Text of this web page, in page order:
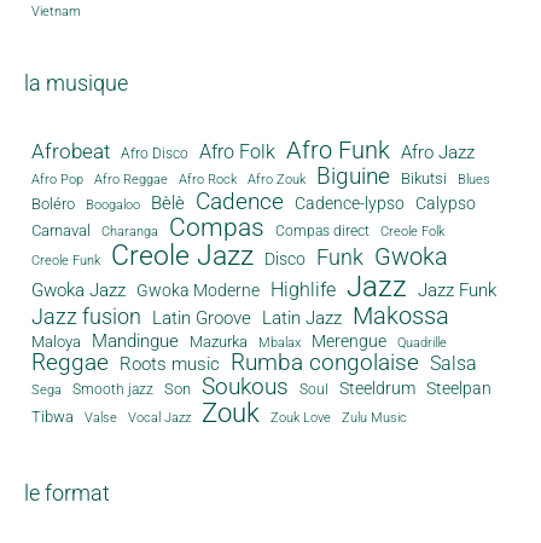
Vietnam
la musique
Afrobeat Afro Disco Afro Folk Afro Funk Afro Jazz
Afro Pop Afro Reggae Afro Rock Afro Zouk Biguine Bikutsi Blues
Boléro Boogaloo Bèlè Cadence Cadence-lypso Calypso
Carnaval Charanga Compas Compas direct
Creole Folk
Creole Funk
Creole Jazz Disco Funk Gwoka
Gwoka Jazz Gwoka Moderne Highlife Jazz Jazz Funk
Jazz fusion Latin Groove Latin Jazz Makossa
Maloya Mandingue Mazurka Mbalax Merengue Quadrille
Reggae Roots music Rumba congolaise Salsa
Sega Smooth jazz Son Soukous Soul Steeldrum Steelpan
Tibwa Valse Vocal Jazz Zouk Zouk Love Zulu Music
le format